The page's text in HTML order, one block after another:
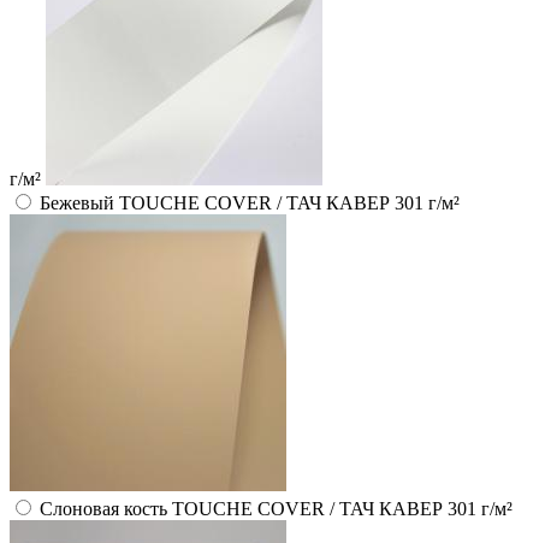
г/м²
Бежевый TOUCHE COVER / ТАЧ КАВЕР 301 г/м²
Слоновая кость TOUCHE COVER / ТАЧ КАВЕР 301 г/м²